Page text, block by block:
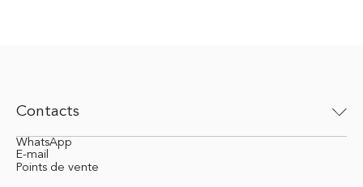
Contacts
WhatsApp
E-mail
Points de vente